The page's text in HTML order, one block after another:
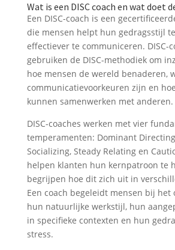
Wat is een DISC coach en wat doet
Een DISC-coach is een
die mensen helpt hun gedragsstijl
effectiever te communiceren. DISC-
gebruiken de DISC-methodiek om
hoe mensen de wereld benaderen,
communicatievoorkeuren zijn en
kunnen samenwerken met anderen.
DISC-coaches werken met vier
temperamenten: Dominant
Socializing, Steady Relating en
helpen klanten hun kernpatroon te
begrijpen hoe dit zich uit in
Een coach begeleidt mensen bij het
hun natuurlijke werkstijl, hun
in specifieke contexten en hun
stress.